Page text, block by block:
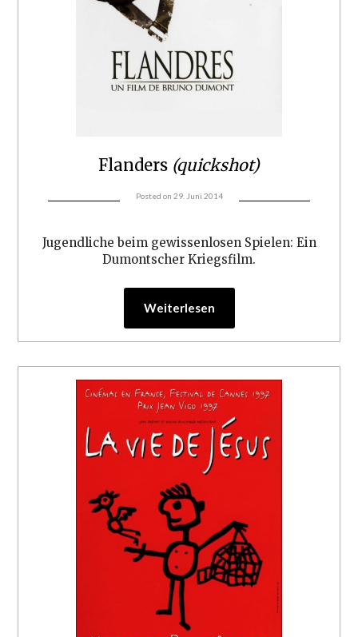
Flanders (quickshot)
Posted on 29. Juni 2014
Jugendliche beim gewissenlosen Spielen: Ein
Dumontscher Kriegsfilm.
Weiterlesen